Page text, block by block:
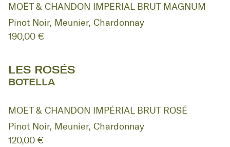
MOËT & CHANDON IMPERIAL BRUT MAGNUM
Pinot Noir, Meunier, Chardonnay
190,00 €
LES ROSÉS
BOTELLA
MOËT & CHANDON IMPÉRIAL BRUT ROSÉ
Pinot Noir, Meunier, Chardonnay
120,00 €